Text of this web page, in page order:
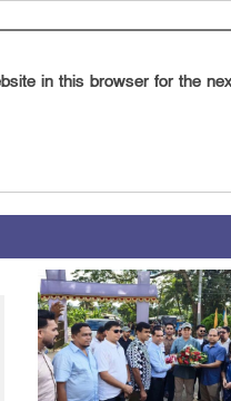
in this browser for the